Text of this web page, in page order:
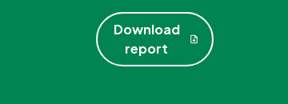
Download
report